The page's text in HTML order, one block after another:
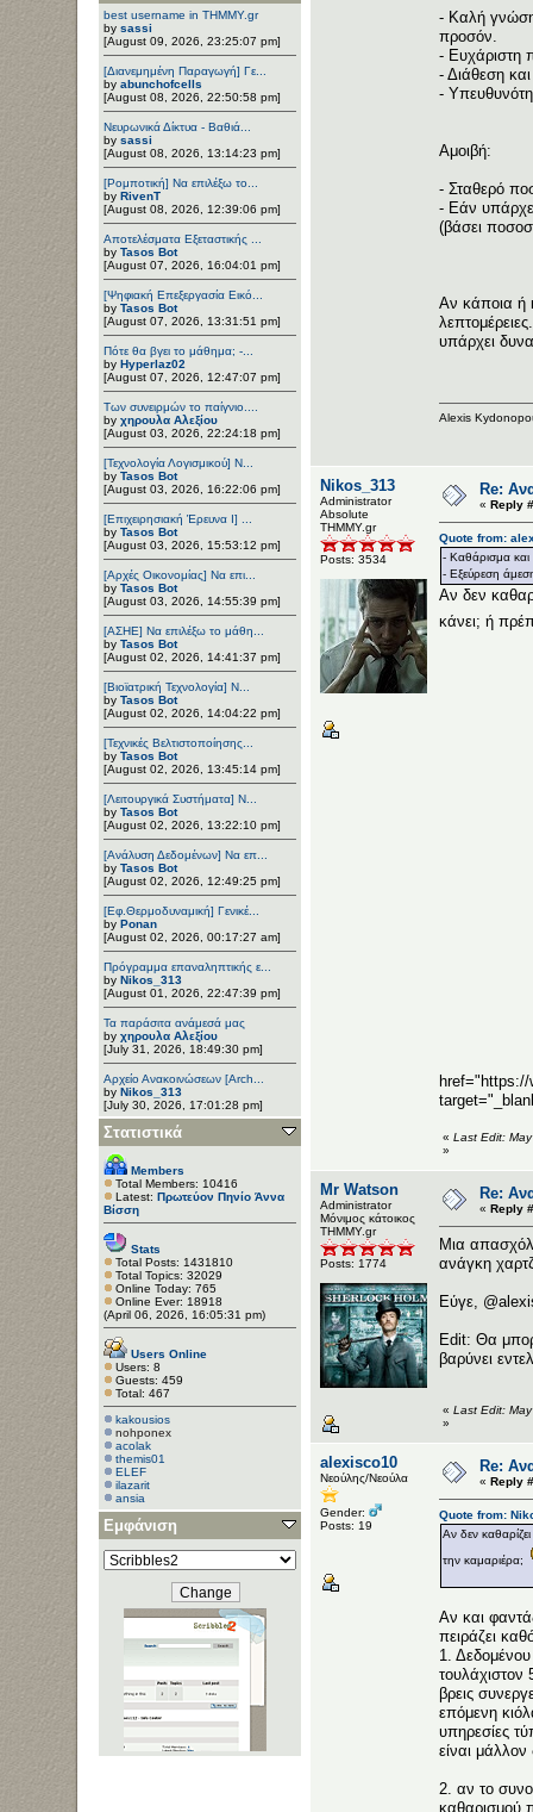
best username in THMMY.gr
by sassi
[August 09, 2026, 23:25:07 pm]
[Διανεμημένη Παραγωγή] Γε...
by abunchofcells
[August 08, 2026, 22:50:58 pm]
Νευρωνικά Δίκτυα - Βαθιά...
by sassi
[August 08, 2026, 13:14:23 pm]
[Ρομποτική] Να επιλέξω το...
by RivenT
[August 08, 2026, 12:39:06 pm]
Αποτελέσματα Εξεταστικής ...
by Tasos Bot
[August 07, 2026, 16:04:01 pm]
[Ψηφιακή Επεξεργασία Εικό...
by Tasos Bot
[August 07, 2026, 13:31:51 pm]
Πότε θα βγει το μάθημα; -...
by Hyperlaz02
[August 07, 2026, 12:47:07 pm]
Των συνειρμών το παίγνιο....
by χηρουλα Αλεξίου
[August 03, 2026, 22:24:18 pm]
[Τεχνολογία Λογισμικού] Ν...
by Tasos Bot
[August 03, 2026, 16:22:06 pm]
[Επιχειρησιακή Έρευνα Ι] ...
by Tasos Bot
[August 03, 2026, 15:53:12 pm]
[Αρχές Οικονομίας] Να επι...
by Tasos Bot
[August 03, 2026, 14:55:39 pm]
[ΑΣΗΕ] Να επιλέξω το μάθη...
by Tasos Bot
[August 02, 2026, 14:41:37 pm]
[Βιοϊατρική Τεχνολογία] Ν...
by Tasos Bot
[August 02, 2026, 14:04:22 pm]
[Τεχνικές Βελτιστοποίησης...
by Tasos Bot
[August 02, 2026, 13:45:14 pm]
[Λειτουργικά Συστήματα] Ν...
by Tasos Bot
[August 02, 2026, 13:22:10 pm]
[Ανάλυση Δεδομένων] Να επ...
by Tasos Bot
[August 02, 2026, 12:49:25 pm]
[Εφ.Θερμοδυναμική] Γενικέ...
by Ponan
[August 02, 2026, 00:17:27 am]
Πρόγραμμα επαναληπτικής ε...
by Nikos_313
[August 01, 2026, 22:47:39 pm]
Τα παράσιτα ανάμεσά μας
by χηρουλα Αλεξίου
[July 31, 2026, 18:49:30 pm]
Αρχείο Ανακοινώσεων [Arch...
by Nikos_313
[July 30, 2026, 17:01:28 pm]
Στατιστικά
Members
Total Members: 10416
Latest: Πρωτεύον Πηνίο Άννα
Βίσση
Stats
Total Posts: 1431810
Total Topics: 32029
Online Today: 765
Online Ever: 18918
(April 06, 2026, 16:05:31 pm)
Users Online
Users: 8
Guests: 459
Total: 467
kakousios
nohponex
acolak
themis01
ELEF
ilazarit
ansia
Εμφάνιση
- Καλή
προσόν.
- Ευχάριστη
- Διάθεση
-
Αμοιβή:
- Σταθερό
- Εάν
(βάσει
Αν κάποια ή
υπάρχει
Alexis
Nikos_313
Administrator
Αbsolute
ΤΗΜΜΥ.gr
Posts: 3534
Re:
« Reply
Quote from:
- Καθάρισμα και
- Εξεύρεση
Αν δεν
κάνει; ή
« Last Edit:
»
Mr Watson
Administrator
Μόνιμος κάτοικος
ΤΗΜΜΥ.gr
Posts: 1774
Re:
« Reply
Μια
ανάγκη
Εύγε,
Edit: Θα
βαρύνει
« Last Edit:
»
alexisco10
Νεούλης/Νεούλα
Gender:
Posts: 19
Re:
« Reply
Quote from:
Αν δεν
την καμαριέρα;
Αν και
πειράζει
1. Δεδομένου
τουλάχιστον
βρεις
επόμενη
υπηρεσίες
είναι
2. αν το
καθαρισμού